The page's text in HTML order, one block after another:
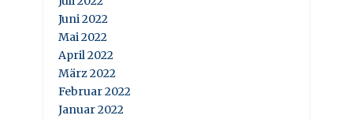
Juni 2022
Mai 2022
April 2022
März 2022
Februar 2022
Januar 2022